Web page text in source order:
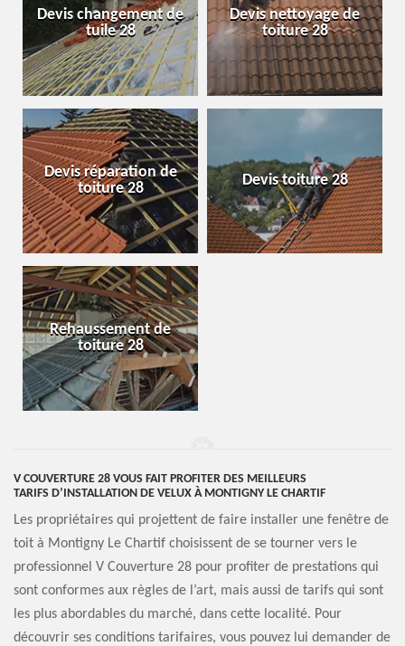
Devis changement de
tuile 28
Devis nettoyage de
toiture 28
Devis réparation de
toiture 28
Devis toiture 28
Rehaussement de
toiture 28
V COUVERTURE 28 VOUS FAIT PROFITER DES MEILLEURS
TARIFS D’INSTALLATION DE VELUX À MONTIGNY LE CHARTIF
Les propriétaires qui projettent de faire installer une fenêtre de
toit à Montigny Le Chartif choisissent de se tourner vers le
professionnel V Couverture 28 pour profiter de prestations qui
sont conformes aux règles de l’art, mais aussi de tarifs qui sont
les plus abordables du marché, dans cette localité. Pour
découvrir ses conditions tarifaires, vous pouvez lui demander de